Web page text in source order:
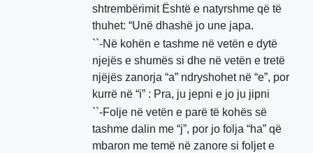
shtrembërimit Është e natyrshme që të
thuhet: “Unë dhashë jo une japa.
``-Në kohën e tashme në vetën e dytë
njejës e shumës si dhe në vetën e tretë
njëjës zanorja “a” ndryshohet në “e”, por
kurrë në “i” : Pra, ju jepni e jo ju jipni
``-Folje në vetën e parë të kohës së
tashme dalin me “j”, por jo folja “ha” që
mbaron me temë në zanore si foljet e